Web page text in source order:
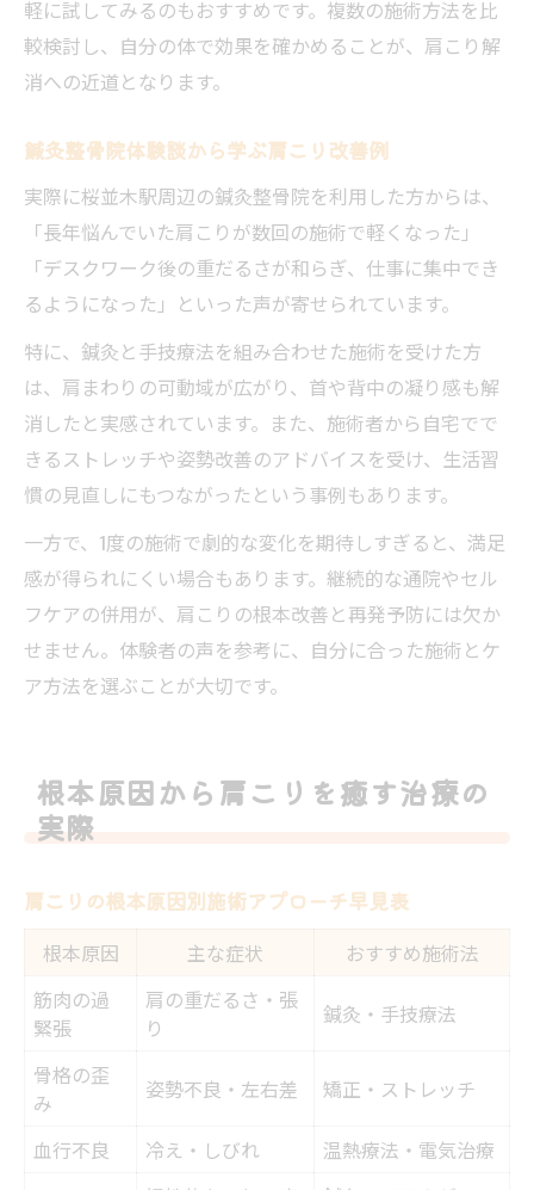
軽に試してみるのもおすすめです。複数の施術方法を比
較検討し、自分の体で効果を確かめることが、肩こり解
消への近道となります。
鍼灸整骨院体験談から学ぶ肩こり改善例
実際に桜並木駅周辺の鍼灸整骨院を利用した方からは、
「長年悩んでいた肩こりが数回の施術で軽くなった」
「デスクワーク後の重だるさが和らぎ、仕事に集中でき
るようになった」といった声が寄せられています。
特に、鍼灸と手技療法を組み合わせた施術を受けた方
は、肩まわりの可動域が広がり、首や背中の凝り感も解
消したと実感されています。また、施術者から自宅でで
きるストレッチや姿勢改善のアドバイスを受け、生活習
慣の見直しにもつながったという事例もあります。
一方で、1度の施術で劇的な変化を期待しすぎると、満足
感が得られにくい場合もあります。継続的な通院やセル
フケアの併用が、肩こりの根本改善と再発予防には欠か
せません。体験者の声を参考に、自分に合った施術とケ
ア方法を選ぶことが大切です。
根本原因から肩こりを癒す治療の
実際
肩こりの根本原因別施術アプローチ早見表
根本原因 主な症状
おすすめ施術法
筋肉の過
緊張
肩の重だるさ・張
り
鍼灸・手技療法
骨格の歪
み
姿勢不良・左右差 矯正・ストレッチ
血行不良 冷え・しびれ 温熱療法・電気治療